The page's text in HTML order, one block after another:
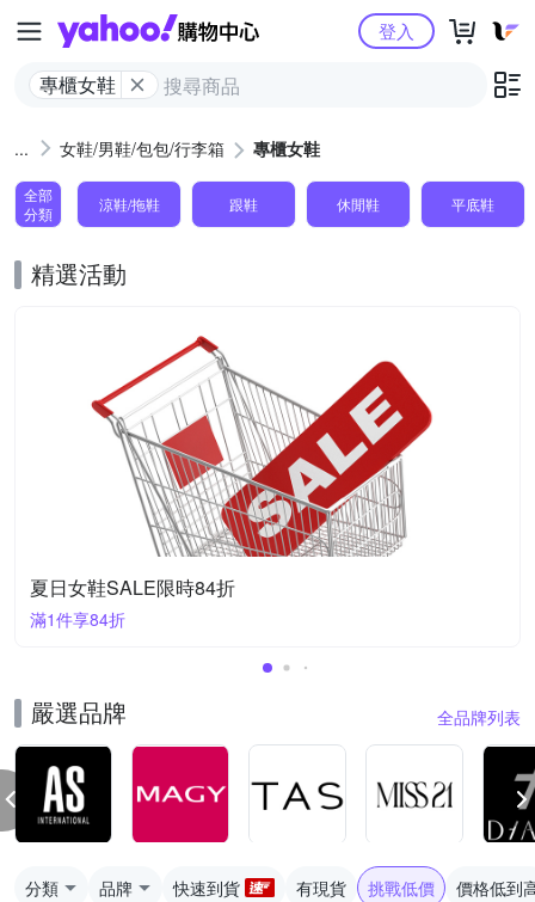
Yahoo購物中心
專櫃女鞋
登入
女鞋/男鞋/包包/行李箱 專櫃女鞋
全部
分類
涼鞋/拖鞋 跟鞋 休閒鞋 平底鞋
精選活動
夏日女鞋SALE限時84折
滿1件享84折
嚴選品牌 全品牌列表
分類 品牌 快速到貨 有現貨 挑戰低價 價格低到